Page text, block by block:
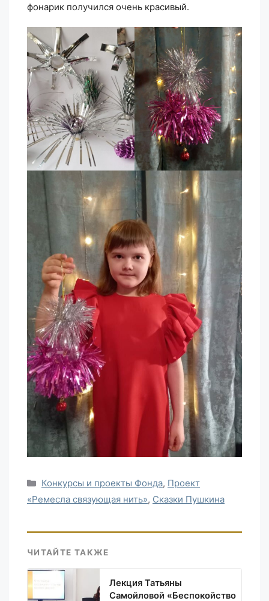
фонарик получился очень красивый.
Рубрики
Конкурсы и проекты Фонда, Проект
«Ремесла связующая нить», Сказки Пушкина
ЧИТАЙТЕ ТАКЖЕ
Лекция Татьяны
Самойловой «Беспокойство